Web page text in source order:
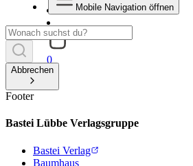
0
Mobile Navigation öffnen
Abbrechen
Footer
Bastei Lübbe Verlagsgruppe
Bastei Verlag
Baumhaus